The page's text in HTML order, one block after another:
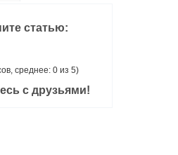
статью:
среднее: 0 из 5)
с друзьями!